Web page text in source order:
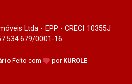
Ltda - EPP - CRECI 10355J
0001-16
Feito com por KUROLE